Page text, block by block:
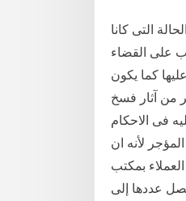
الحالة التى كانا
على القضاء
كما يكون
من آثار فسخ
فى الاحكام
لأنه ان
مدير خدمة العملاء بمكتب
عددها إلى